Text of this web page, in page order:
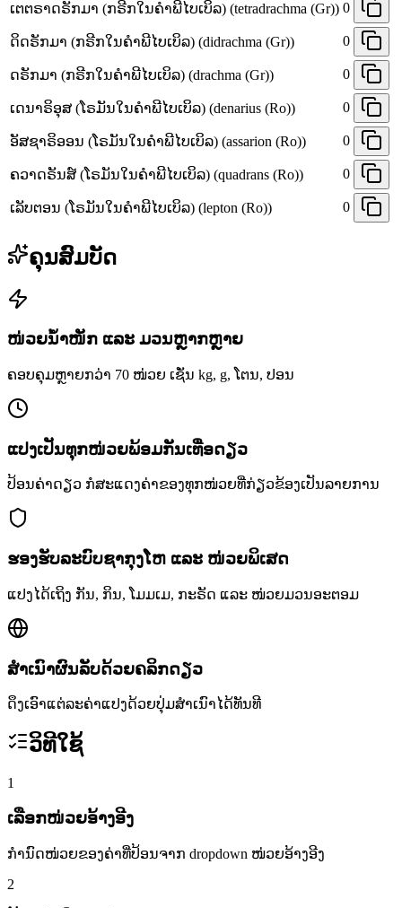
ເຕຕຣາດຣັກມາ (ກຣີກໃນຄຳພີໄບເບິລ) (tetradrachma (Gr)) 0
ດິດຣັກມາ (ກຣີກໃນຄຳພີໄບເບິລ) (didrachma (Gr)) 0
ດຣັກມາ (ກຣີກໃນຄຳພີໄບເບິລ) (drachma (Gr)) 0
ເດນາຣິອຸສ (ໂຣມັນໃນຄຳພີໄບເບິລ) (denarius (Ro)) 0
ອັສຊາຣິອອນ (ໂຣມັນໃນຄຳພີໄບເບິລ) (assarion (Ro)) 0
ຄວາດຣັນສ໌ (ໂຣມັນໃນຄຳພີໄບເບິລ) (quadrans (Ro)) 0
ເລັບຕອນ (ໂຣມັນໃນຄຳພີໄບເບິລ) (lepton (Ro)) 0
ຄຸນສົມບັດ
ໜ່ວຍນ້ຳໜັກ ແລະ ມວນຫຼາກຫຼາຍ
ຄອບຄຸມຫຼາຍກວ່າ 70 ໜ່ວຍ ເຊັ່ນ kg, g, ໂຕນ, ປອນ
ແປງເປັນທຸກໜ່ວຍພ້ອມກັນເທື່ອດຽວ
ປ້ອນຄ່າດຽວ ກໍສະແດງຄ່າຂອງທຸກໜ່ວຍທີ່ກ່ຽວຂ້ອງເປັນລາຍການ
ຮອງຮັບລະບົບຊາກຸງໂຫ ແລະ ໜ່ວຍພິເສດ
ແປງໄດ້ເຖິງ ກັນ, ກິນ, ໂມມເມ, ກະຣັດ ແລະ ໜ່ວຍມວນອະຕອມ
ສຳເນົາຜົນລັບດ້ວຍຄລິກດຽວ
ດຶງເອົາແຕ່ລະຄ່າແປງດ້ວຍປຸ່ມສຳເນົາໄດ້ທັນທີ
ວິທີໃຊ້
1
ເລືອກໜ່ວຍອ້າງອີງ
ກຳນົດໜ່ວຍຂອງຄ່າທີ່ປ້ອນຈາກ dropdown ໜ່ວຍອ້າງອີງ
2